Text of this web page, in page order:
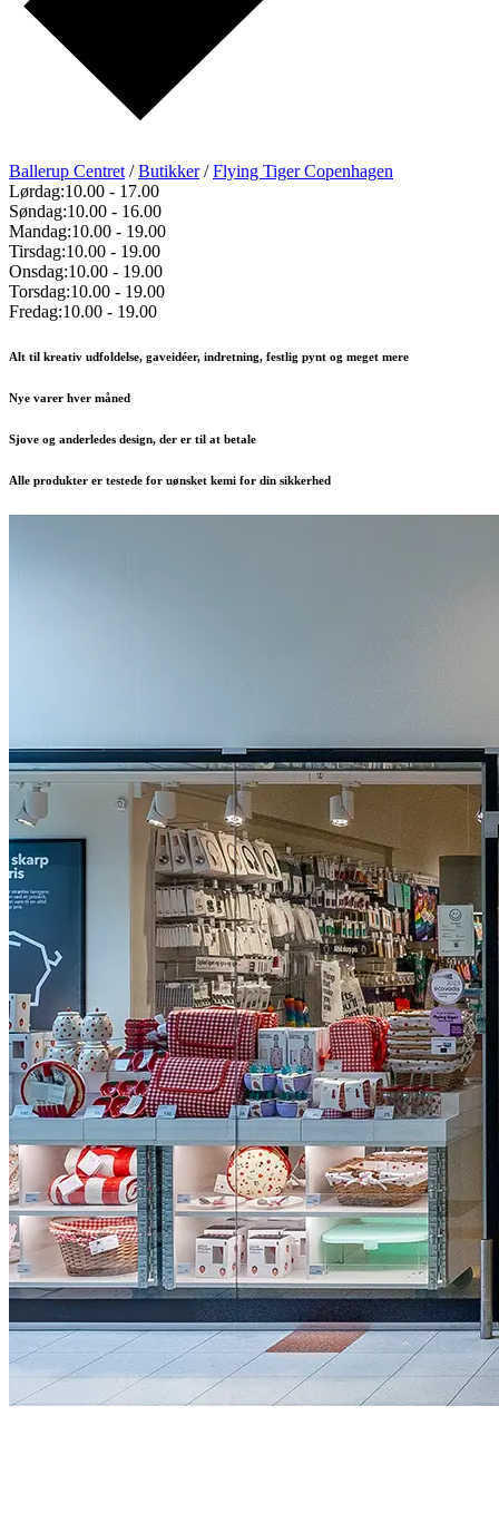
Ballerup Centret /Butikker/Flying Tiger Copenhagen
Lørdag:10.00 - 17.00
Søndag:10.00 - 16.00
Mandag:10.00 - 19.00
Tirsdag:10.00 - 19.00
Onsdag:10.00 - 19.00
Torsdag:10.00 - 19.00
Fredag:10.00 - 19.00
Alt til kreativ udfoldelse, gaveidéer, indretning, festlig pynt og meget mere
Nye varer hver måned
Sjove og anderledes design, der er til at betale
Alle produkter er testede for uønsket kemi for din sikkerhed